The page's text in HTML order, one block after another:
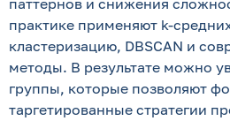
паттернов и снижения
практике применяют k-
кластеризацию, DBSCAN и
методы. В результате можно
группы, которые позволяют
таргетированные стратегии